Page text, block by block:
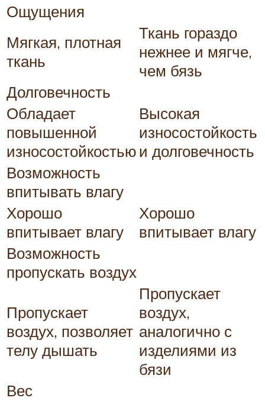
Ощущения
Мягкая, плотная
ткань
Ткань гораздо
нежнее и мягче,
чем бязь
Долговечность
Обладает
повышенной
износостойкостью
Высокая
износостойкость
и долговечность
Возможность
впитывать влагу
Хорошо
впитывает влагу
Хорошо
впитывает влагу
Возможность
пропускать воздух
Пропускает
воздух, позволяет
телу дышать
Пропускает
воздух,
аналогично с
изделиями из
бязи
Вес